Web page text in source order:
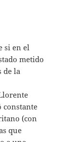
si en el
metido
de la
constante
(con
que